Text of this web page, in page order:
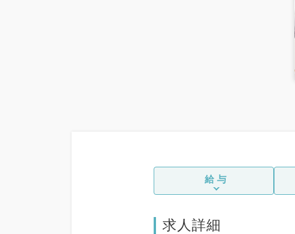
給与
求人詳細